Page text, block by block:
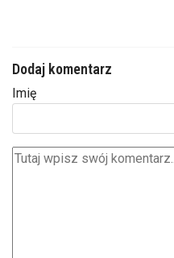
Dodaj komentarz
Imię